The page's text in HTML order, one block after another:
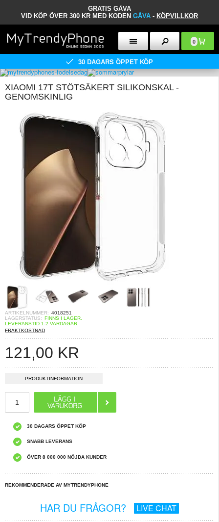
GRATIS GÅVA
VID KÖP ÖVER 300 KR MED KODEN GÅVA - KÖPVILLKOR
0
30 DAGARS ÖPPET KÖP
XIAOMI 17T STÖTSÄKERT SILIKONSKAL -
GENOMSKINLIG
ARTIKELNUMMER: 4018251
LAGERSTATUS: FINNS I LAGER.
LEVERANSTID 1-2 VARDAGAR
FRAKTKOSTNAD
121,00 KR
PRODUKTINFORMATION
30 DAGARS ÖPPET KÖP
SNABB LEVERANS
ÖVER 8 000 000 NÖJDA KUNDER
REKOMMENDERADE AV MYTRENDYPHONE
HAR DU FRÅGOR? LIVE CHAT